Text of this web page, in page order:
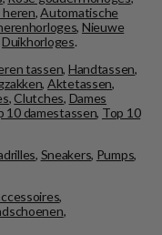
heren,Automatische
, Nieuwe
Duikhorloges.
tassen, Handtassen,
, Aktetassen,
, Clutches, Dames
10 damestassen, Top 10
, Sneakers, Pumps,
,
,